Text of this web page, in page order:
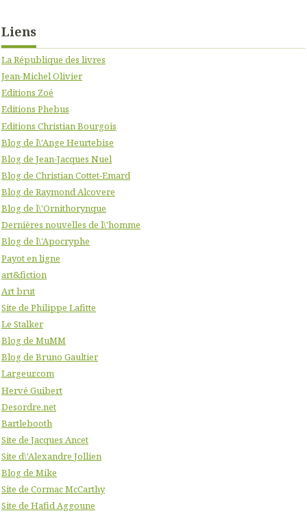
Liens
La République des livres
Jean-Michel Olivier
Editions Zoé
Editions Phebus
Editions Christian Bourgois
Blog de l\'Ange Heurtebise
Blog de Jean-Jacques Nuel
Blog de Christian Cottet-Emard
Blog de Raymond Alcovere
Blog de l\'Ornithorynque
Dernières nouvelles de l\'homme
Blog de l\'Apocryphe
Payot en ligne
art&fiction
Art brut
Site de Philippe Lafitte
Le Stalker
Blog de MuMM
Blog de Bruno Gaultier
Largeur.com
Hervé Guibert
Desordre.net
Bartlebooth
Site de Jacques Ancet
Site d\'Alexandre Jollien
Blog de Mike
Site de Cormac McCarthy
Site de Hafid Aggoune